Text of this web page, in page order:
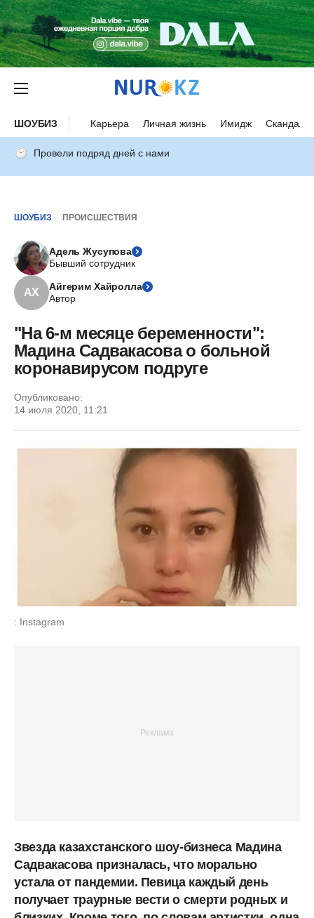
ШОУБИЗ Карьера Личная жизнь Имидж Скандалы
Провели подряд дней с нами
ШОУБИЗ ПРОИСШЕСТВИЯ
Адель Жусупова
Бывший сотрудник
АХ
Айгерим Хайролла
Автор
"На 6-м месяце беременности":
Мадина Садвакасова о больной
коронавирусом подруге
Опубликовано:
14 июля 2020, 11:21
: Instagram
Звезда казахстанского шоу-бизнеса Мадина
Садвакасова призналась, что морально
устала от пандемии. Певица каждый день
получает траурные вести о смерти родных и